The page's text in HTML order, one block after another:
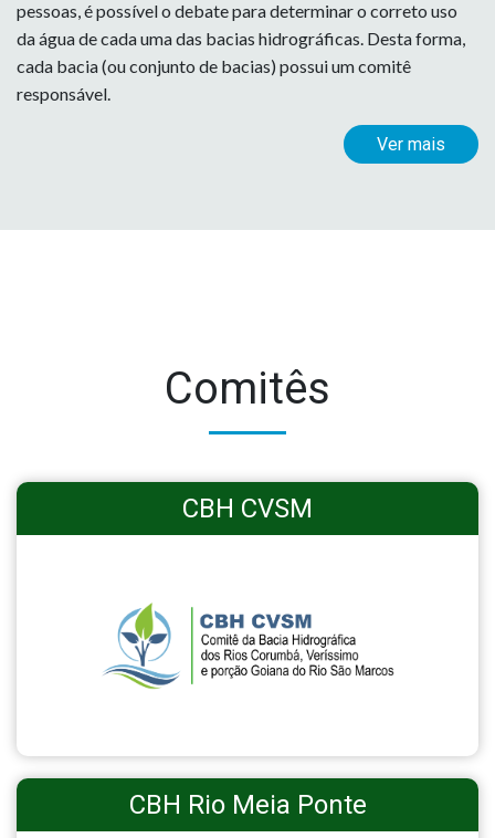
pessoas, é possível o debate para determinar o correto uso
da água de cada uma das bacias hidrográficas. Desta forma,
cada bacia (ou conjunto de bacias) possui um comitê
responsável.
Ver mais
Comitês
CBH CVSM
CBH Rio Meia Ponte